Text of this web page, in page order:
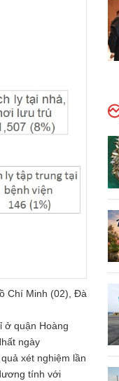
Chí Minh (02), Đà
ở quận Hoàng
ngày
xét nghiệm lần
tính với